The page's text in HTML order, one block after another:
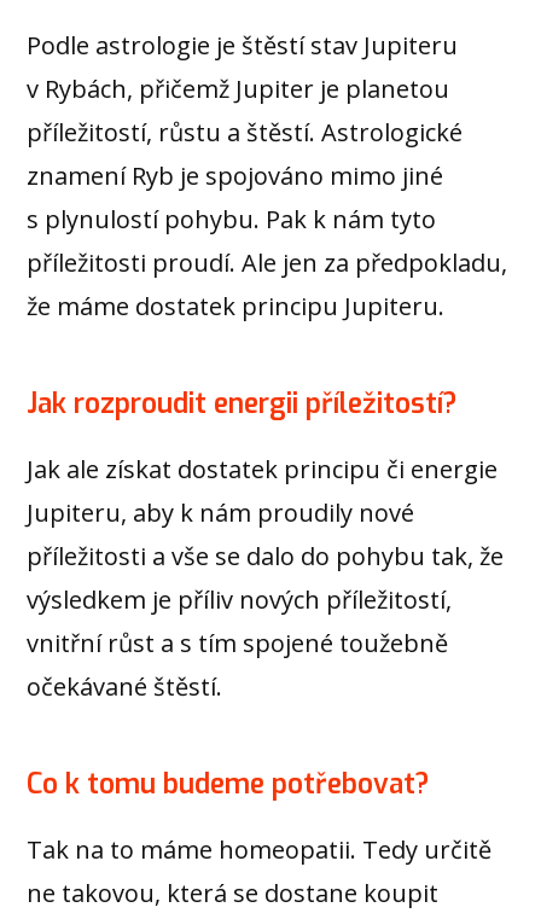
Podle astrologie je štěstí stav Jupiteru
v Rybách, přičemž Jupiter je planetou
příležitostí, růstu a štěstí. Astrologické
znamení Ryb je spojováno mimo jiné
s plynulostí pohybu. Pak k nám tyto
příležitosti proudí. Ale jen za předpokladu,
že máme dostatek principu Jupiteru.
Jak rozproudit energii příležitostí?
Jak ale získat dostatek principu či energie
Jupiteru, aby k nám proudily nové
příležitosti a vše se dalo do pohybu tak, že
výsledkem je příliv nových příležitostí,
vnitřní růst a s tím spojené toužebně
očekávané štěstí.
Co k tomu budeme potřebovat?
Tak na to máme homeopatii. Tedy určitě
ne takovou, která se dostane koupit